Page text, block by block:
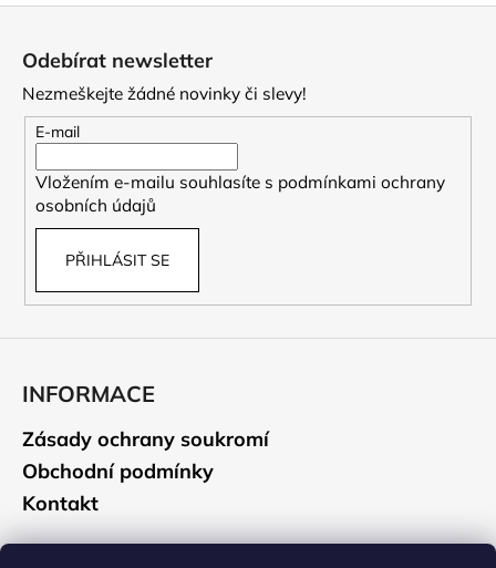
Odebírat newsletter
Nezmeškejte žádné novinky či slevy!
E-mail
Vložením e-mailu souhlasíte s podmínkami ochrany
osobních údajů
PŘIHLÁSIT SE
INFORMACE
Zásady ochrany soukromí
Obchodní podmínky
Kontakt